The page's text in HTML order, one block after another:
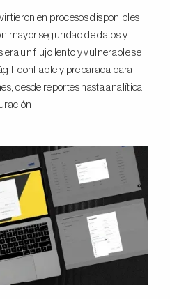
en procesos disponibles
mayor seguridad de datos y
un flujo lento y vulnerable se
confiable y preparada para
desde reportes hasta analítica